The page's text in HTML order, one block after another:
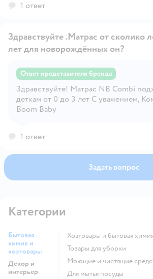
1 ответ
Открыть
Здравствуйте .Матрас от сколико
лет для новорождённых он?
Ответ представителя бренда
Здравствуйте! Матрас NB Combi
деткам от 0 до 3 лет С уважением, Команда заботы
Boom Baby
1 ответ
Задать вопрос
Категории
Бытовая
химия и
хозтовары
Декор и
интерьер
Хозтовары и бытовая
Товары для уборки
моющие и чистящие
для мытья посуды